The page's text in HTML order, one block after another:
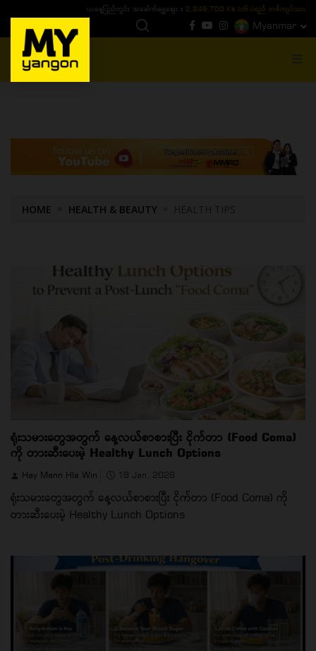
ယနေ့ပြည်တွင်း ၁၅ ပဲရည်ရွှေဈေး :3,770,000 - ပြင်ပပေါက်စျေး (၁၆ ပဲရည် တစ်ကျပ်
Myanmar
MENU
HOME HEALTH & BEAUTY HEALTH TIPS
ရုံးသမားတွေအတွက် နေ့လယ်စာစားပြီး ငိုက်တာ (Food Coma)
ကို တားဆီးပေးမဲ့ Healthy Lunch Options
Hay Mann Hla Win 19 Jan, 2026
ရုံးသမားတွေအတွက် နေ့လယ်စာစားပြီး ငိုက်တာ (Food Coma) ကို
တားဆီးပေးမဲ့ Healthy Lunch Options